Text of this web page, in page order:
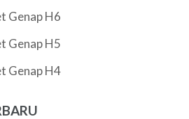
Genap H6
Genap H5
Genap H4